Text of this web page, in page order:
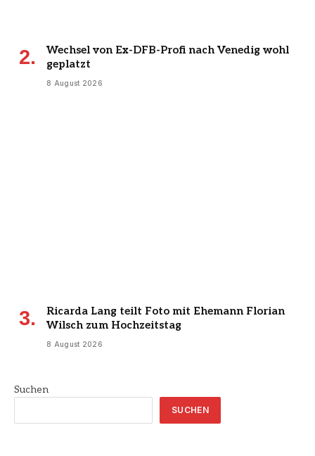
Wechsel von Ex-DFB-Profi nach Venedig wohl
geplatzt
8 August 2026
Ricarda Lang teilt Foto mit Ehemann Florian
Wilsch zum Hochzeitstag
8 August 2026
Suchen
SUCHEN